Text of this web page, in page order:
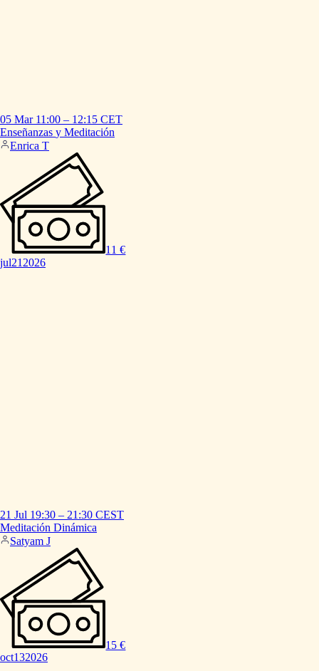
05 Mar 11:00 – 12:15 CET
Enseñanzas y Meditación
Enrica T
11 €
jul21 2026
21 Jul 19:30 – 21:30 CEST
Meditación Dinámica
Satyam J
15 €
oct132026